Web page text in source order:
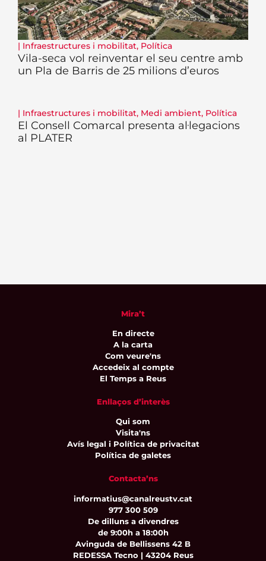
| Infraestructures i mobilitat, Política
Vila-seca vol reinventar el seu centre amb
un Pla de Barris de 25 milions d’euros
| Infraestructures i mobilitat, Medi ambient, Política
El Consell Comarcal presenta al·legacions
al PLATER
Mira’t
En directe
A la carta
Com veure'ns
Accedeix al compte
El Temps a Reus
Enllaços d’interès
Qui som
Visita'ns
Avís legal i Política de privacitat
Política de galetes
Contacta’ns
informatius@canalreustv.cat
977 300 509
De dilluns a divendres
de 9:00h a 18:00h
Avinguda de Bellissens 42 B
REDESSA Tecno | 43204 Reus